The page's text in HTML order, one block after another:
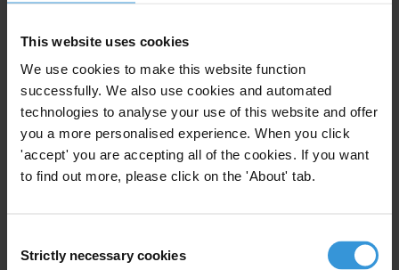
This website uses cookies
We use cookies to make this website function
successfully. We also use cookies and automated
technologies to analyse your use of this website and offer
you a more personalised experience. When you click
'accept' you are accepting all of the cookies. If you want
to find out more, please click on the 'About' tab.
Selection
Strictly necessary cookies
Berlin:
Jeff Lovitt
Tel : +49-30-3438 2061
Fax: +49-30-3470 3912
Harare: